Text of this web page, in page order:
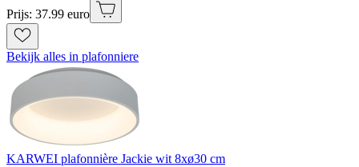
Prijs: 37.99 euro
Bekijk alles in plafonniere
KARWEI plafonnière Jackie wit 8xø30 cm